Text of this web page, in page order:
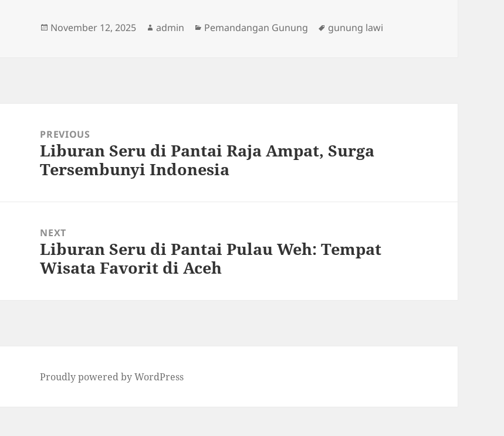
Posted
November 12, 2025 Author
admin Categories
Pemandangan Gunung Tags
gunung lawi
navigationPREVIOUS
Previous
post:
Liburan Seru di Pantai Raja Ampat, Surga
Tersembunyi Indonesia
NEXT
Next
post:
Liburan Seru di Pantai Pulau Weh: Tempat
Wisata Favorit di Aceh
Proudly powered by WordPress